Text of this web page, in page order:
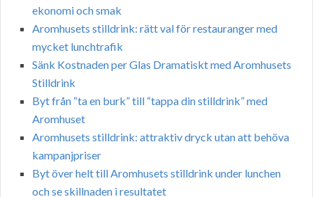
ekonomi och smak
Aromhusets stilldrink: rätt val för restauranger med
mycket lunchtrafik
Sänk Kostnaden per Glas Dramatiskt med Aromhusets
Stilldrink
Byt från “ta en burk” till “tappa din stilldrink” med
Aromhuset
Aromhusets stilldrink: attraktiv dryck utan att behöva
kampanjpriser
Byt över helt till Aromhusets stilldrink under lunchen
och se skillnaden i resultatet